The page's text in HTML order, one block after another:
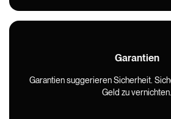
Garantien
Garantien suggerieren Sicherheit.
Geld zu vernichten.